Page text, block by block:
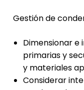
Gestión de
Dimensionar e
primarias y
y materiales
Considerar